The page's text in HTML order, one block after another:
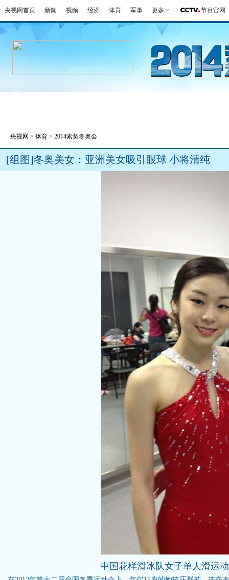
央视网首页 新闻 视频 经济 体育 军事 更多 节目官网
央视网 > 体育 > 2014索契冬奥会
[组图]冬奥美女：亚洲美女吸引眼球 小将清纯
中国花样滑冰队女子单人滑运